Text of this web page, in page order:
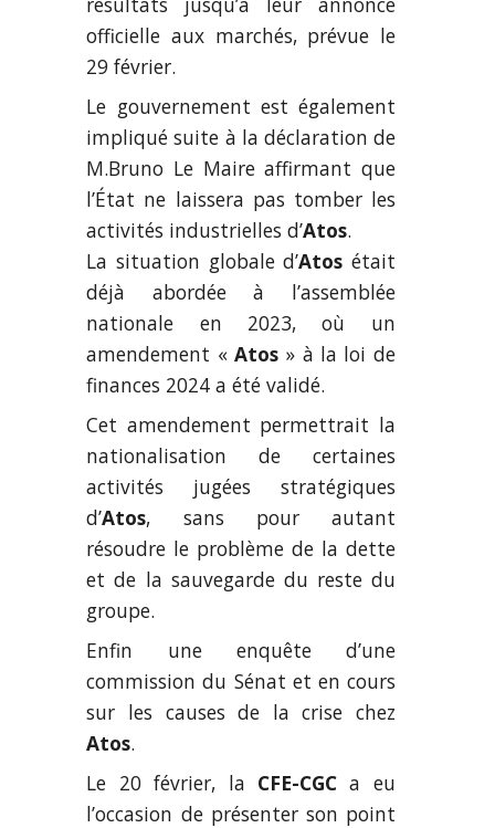
officielle aux marchés, prévue le
29 février.
Le gouvernement est également
impliqué suite à la déclaration de
M.Bruno Le Maire affirmant que
l’État ne laissera pas tomber les
activités industrielles d’Atos.
La situation globale d’Atos était
déjà abordée à l’assemblée
nationale en 2023, où un
amendement «Atos » à la loi de
finances 2024 a été validé.
Cet amendement permettrait la
nationalisation de certaines
activités jugées stratégiques
d’Atos, sans pour autant
résoudre le problème de la dette
et de la sauvegarde du reste du
groupe.
Enfin une enquête d’une
commission du Sénat et en cours
sur les causes de la crise chez
Atos.
Le 20 février, la CFE-CGCa eu
l’occasion de présenter son point